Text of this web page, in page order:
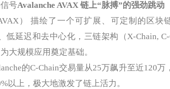
号Avalanche AVAX 链上“脉搏”的强劲跳动
） 描绘了一个可扩展、可定制的区块
低延迟和去中心化，三链架构（X-Chain, C-
大规模应用奠定基础。
的C-Chain交易量从25万飙升至近120万
以上，极大地激发了链上活力。